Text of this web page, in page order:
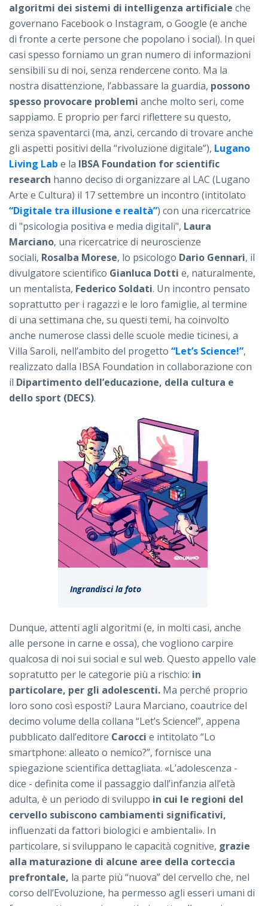
algoritmi dei sistemi di intelligenza artificiale che
governano Facebook o Instagram, o Google (e anche
di fronte a certe persone che popolano i social). In quei
casi spesso forniamo un gran numero di informazioni
sensibili su di noi, senza rendercene conto. Ma la
nostra disattenzione, l’abbassare la guardia, possono
spesso provocare problemi anche molto seri, come
sappiamo. E proprio per farci riflettere su questo,
senza spaventarci (ma, anzi, cercando di trovare anche
gli aspetti positivi della “rivoluzione digitale”), Lugano
Living Lab e la IBSA Foundation for scientific
research hanno deciso di organizzare al LAC (Lugano
Arte e Cultura) il 17 settembre un incontro (intitolato
“Digitale tra illusione e realtà”) con una ricercatrice
di "psicologia positiva e media digitali", Laura
Marciano, una ricercatrice di neuroscienze
sociali, Rosalba Morese, lo psicologo Dario Gennari, il
divulgatore scientifico Gianluca Dotti e, naturalmente,
un mentalista, Federico Soldati. Un incontro pensato
soprattutto per i ragazzi e le loro famiglie, al termine
di una settimana che, su questi temi, ha coinvolto
anche numerose classi delle scuole medie ticinesi, a
Villa Saroli, nell’ambito del progetto “Let’s Science!”,
realizzato dalla IBSA Foundation in collaborazione con
il Dipartimento dell’educazione, della cultura e
dello sport (DECS).
Ingrandisci la foto
Dunque, attenti agli algoritmi (e, in molti casi, anche
alle persone in carne e ossa), che vogliono carpire
qualcosa di noi sui social e sul web. Questo appello vale
sopratutto per le categorie più a rischio: in
particolare, per gli adolescenti. Ma perché proprio
loro sono così esposti? Laura Marciano, coautrice del
decimo volume della collana “Let’s Science!”, appena
pubblicato dall’editore Carocci e intitolato “Lo
smartphone: alleato o nemico?”, fornisce una
spiegazione scientifica dettagliata. «L’adolescenza -
dice - definita come il passaggio dall’infanzia all’età
adulta, è un periodo di sviluppo in cui le regioni del
cervello subiscono cambiamenti significativi,
influenzati da fattori biologici e ambientali». In
particolare, si sviluppano le capacità cognitive, grazie
alla maturazione di alcune aree della corteccia
prefrontale, la parte più “nuova” del cervello che, nel
corso dell’Evoluzione, ha permesso agli esseri umani di